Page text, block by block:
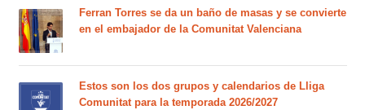
Ferran Torres se da un baño de masas y se convierte
en el embajador de la Comunitat Valenciana
Estos son los dos grupos y calendarios de Lliga
Comunitat para la temporada 2026/2027